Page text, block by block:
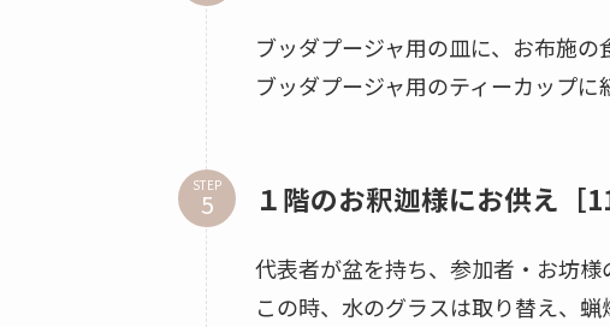
ブッダプージャ用の皿に、お布施の
ブッダプージャ用のティーカップに
STEP １階のお釈迦様にお供え［
代表者が盆を持ち、参加者・お坊
この時、水のグラスは取り替え、蝋